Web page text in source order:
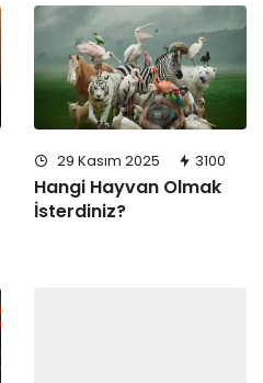
29 Kasım 2025 3100
Hangi Hayvan Olmak
İsterdiniz?